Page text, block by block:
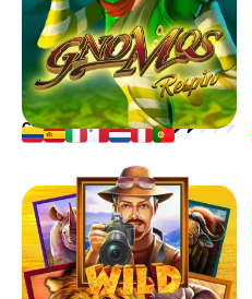
GNOMOS RESPIN